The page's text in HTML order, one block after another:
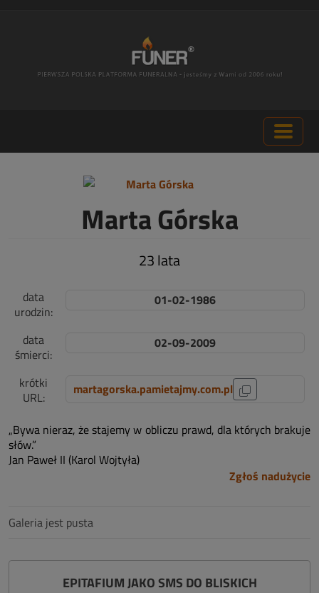
Marta Górska
23 lata
data
urodzin:
01-02-1986
data
śmierci:
02-09-2009
krótki
URL:
martagorska.pamietajmy.com.pl
„Bywa nieraz, że stajemy w obliczu prawd, dla których brakuje
słów.”
Jan Paweł II (Karol Wojtyła)
Zgłoś nadużycie
Galeria jest pusta
EPITAFIUM JAKO SMS DO BLISKICH